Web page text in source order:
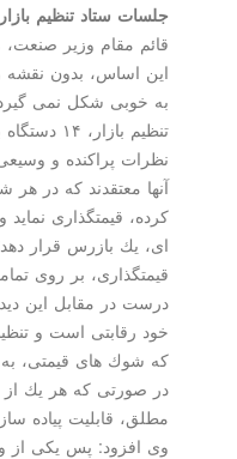
جلسات ستاد تنظیم بازار
قائم مقام وزیر صنعت، معدن
این اساس، بدون نقشه راه
به خوبی شكل نمی گیرد؛
تنظیم بازار، ۱۴
نظرات پراكنده و وسیعی را
آنها معتقدند كه در هر شرایطی
كرده، قیمتگذاری نماید و
ای، یك بازرس قرار دهد؛ یعنی
قیمتگذاری، بر روی تمامی
درست در مقابل این دیدگاه،
خود رقابتی است و تنظیم می
كه شوك های قیمتی، به مرور
در صورتی كه هر یك از این
مطلق، قابلیت پیاده سازی
وی افزود: پس یكی از وظایف